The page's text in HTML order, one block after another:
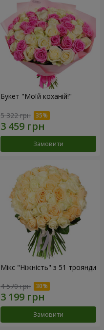
Букет "Моїй коханій!"
5 322 грн
Замовити
Мікс "Ніжність" з 51 троянди
4 570 грн
Замовити